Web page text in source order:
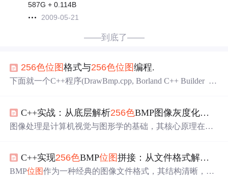
587G + 0.114B
2009-05-21
——到底了——
256色位图格式与256色位图编程.
下面就一个C++程序(DrawBmp.cpp, Borland C++ Builder 6.
wBitmap.h"//------
C++实战：从底层解析256色BMP图像灰度化算法与优化
图像处理是计算机视觉与图形学的基础，其核心原理在于
征提取、数据压缩等场景中广泛应用。对于256色索引图
像，其色彩信息存储于调色板中，需先通过查表获取真实
C++实现256色BMP位图拼接：从文件格式解析到调
BMP位图作为一种经典的图像文件格式，其结构清晰，广